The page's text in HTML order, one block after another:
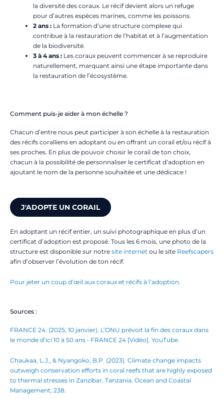
la diversité des coraux. Le récif devient alors un refuge
pour d’autres espèces marines, comme les poissons.
2 ans : La formation d’une structure complexe qui
contribue à la restauration de l’habitat et à l’augmentation
de la biodiversité.
3 à 4 ans : Les coraux peuvent commencer à se reproduire
naturellement, marquant ainsi une étape importante dans
la restauration de l’écosystème.
Comment puis-je aider à mon échelle ?
Chacun d’entre nous peut participer à son échelle à la restauration
des récifs coralliens en adoptant ou en offrant un corail et/ou récif à
ses proches. En plus de pouvoir choisir le corail de ton choix,
chacun à la possibilité de personnaliser le certificat d’adoption en
ajoutant le nom de la personne souhaitée et une dédicace !
J'ADOPTE UN CORAIL
En adoptant un récif entier, un suivi photographique en plus d’un
certificat d’adoption est proposé. Tous les 6 mois, une photo de la
structure est disponible sur notre site internet ou le site Reefscapers
afin d’observer l’évolution de ton récif.
Pour jeter un coup d’œil aux coraux et récifs à l’adoption.
Sources :
FRANCE 24. (2025, 10 janvier). L’ONU prévoit la fin des coraux dans
le monde d’ici 10 à 50 ans • FRANCE 24 [Vidéo]. YouTube.
Chaukaa, L.J., & Nyangoko, B.P. (2023). Climate change impacts
outweigh conservation efforts in coral reefs that are highly exposed
to thermal stresses in Zanzibar, Tanzania. Ocean and Coastal
Management, 238.